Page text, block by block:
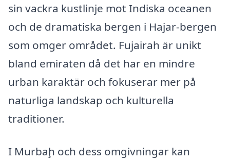
sin vackra kustlinje mot Indiska oceanen
och de dramatiska bergen i Hajar-bergen
som omger området. Fujairah är unikt
bland emiraten då det har en mindre
urban karaktär och fokuserar mer på
naturliga landskap och kulturella
traditioner.
I Murbaḩ och dess omgivningar kan